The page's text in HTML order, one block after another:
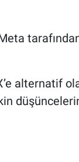
alternatif